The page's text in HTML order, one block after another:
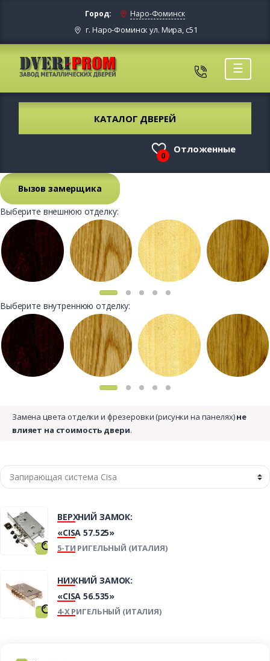
Город: Наро-Фоминск
г. Наро-Фоминск ул. Мира, с51
☰
КАТАЛОГ ДВЕРЕЙ
0
Отложенные
Вызов замерщика
Выберите внешнюю отделку:
Выберите внутреннюю отделку:
Замена цвета отделки и фрезеровки (рисунки на панелях)не
влияет на стоимость двери.
ВЕРХНИЙ ЗАМОК:
«CISA 57.525»
5-ТИ РИГЕЛЬНЫЙ (ИТАЛИЯ)
НИЖНИЙ ЗАМОК:
«CISA 56.535»
4-Х РИГЕЛЬНЫЙ (ИТАЛИЯ)